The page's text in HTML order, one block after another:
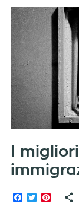
I
Facebook
Twitter